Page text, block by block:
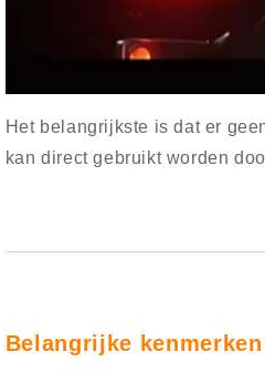
Het belangrijkste is dat er
kan direct gebruikt worden
Belangrijke kenmerken